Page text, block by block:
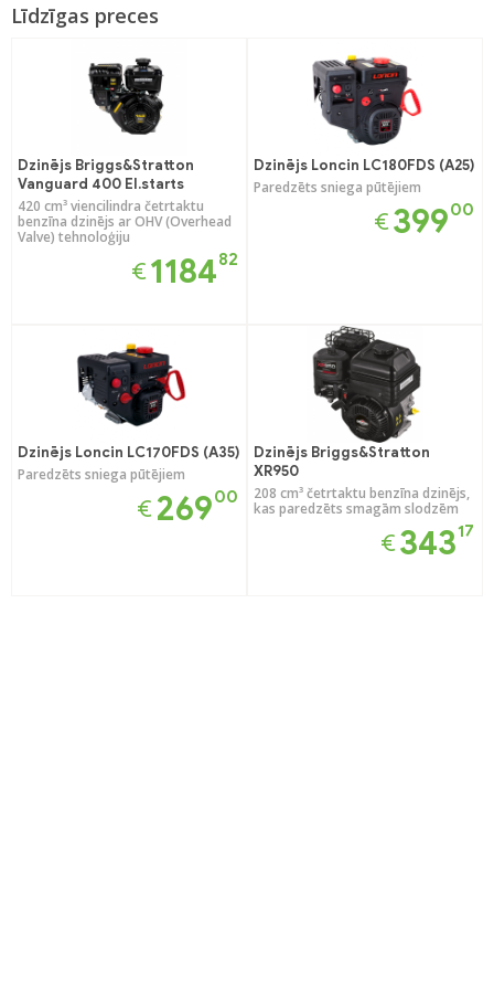
Līdzīgas preces
Dzinējs Briggs&Stratton
Vanguard 400 El.starts
420 cm³ viencilindra četrtaktu
benzīna dzinējs ar OHV (Overhead
Valve) tehnoloģiju
€118482
Dzinējs Loncin LC180FDS (A25)
Paredzēts sniega pūtējiem
€39900
Dzinējs Loncin LC170FDS (A35)
Paredzēts sniega pūtējiem
€26900
Dzinējs Briggs&Stratton
XR950
208 cm³ četrtaktu benzīna dzinējs,
kas paredzēts smagām slodzēm
€34317